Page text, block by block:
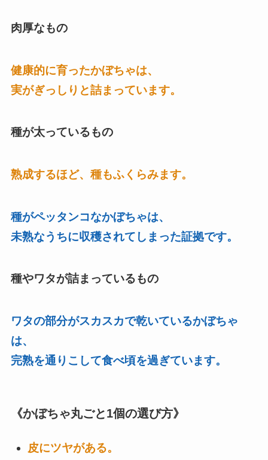
肉厚なもの
健康的に育ったかぼちゃは、
実がぎっしりと詰まっています。
種が太っているもの
熟成するほど、種もふくらみます。
種がペッタンコなかぼちゃは、
未熟なうちに収穫されてしまった証拠です。
種やワタが詰まっているもの
ワタの部分がスカスカで乾いているかぼちゃ
は、
完熟を通りこして食べ頃を過ぎています。
《かぼちゃ丸ごと1個の選び方》
皮にツヤがある。